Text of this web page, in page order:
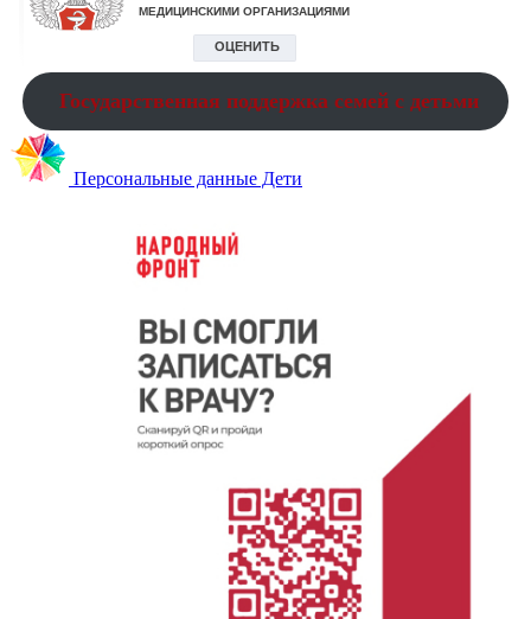
Государственная поддержка семей с детьми
Персональные данные Дети